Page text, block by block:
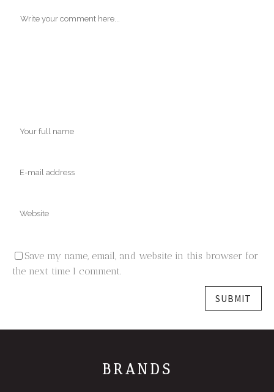
Save my name, email, and website in this browser for
the next time I comment.
BRANDS